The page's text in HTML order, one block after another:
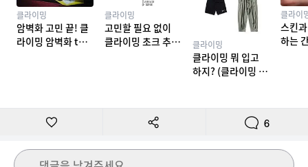
클라이밍
암벽화 고민 끝! 클
라이밍 암벽화 top
클라이밍
고민할 필요 없이
클라이밍 초크 추천
클라이밍
클라이밍 뭐 입고
하지? (클라이밍 복
클라이
스킨
하는
6